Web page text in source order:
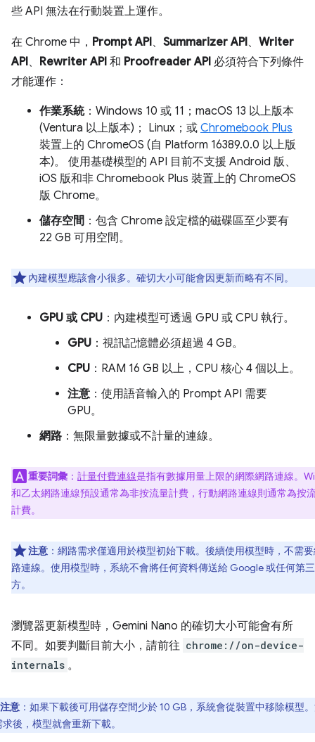
些 API 無法在行動裝置上運作。
在 Chrome 中， Prompt API、 Summarizer API、 Writer
API、 Rewriter API 和 Proofreader API 必須符合下列條件
才能運作：
作業系統：Windows 10 或 11；macOS 13 以上版本
(Ventura 以上版本)； Linux；或 Chromebook Plus
裝置上的 ChromeOS (自 Platform 16389.0.0 以上版
本)。 使用基礎模型的 API 目前不支援 Android 版、
iOS 版和非 Chromebook Plus 裝置上的 ChromeOS
版 Chrome。
儲存空間 ：包含 Chrome 設定檔的磁碟區至少要有
22 GB 可用空間。
內建模型應該會小很多。確切大小可能會因更新而略有不同。
GPU 或 CPU ：內建模型可透過 GPU 或 CPU 執行。
GPU ：視訊記憶體必須超過 4 GB。
CPU ：RAM 16 GB 以上，CPU 核心 4 個以上。
注意：使用語音輸入的 Prompt API 需要
GPU。
網路 ：無限量數據或不計量的連線。
重要詞彙 ： 計量付費連線是指有數據用量上限的網際網路連線。
和乙太網路連線預設通常為非按流量計費，行動網路連線則通常為按
計費。
注意 ：網路需求僅適用於模型初始下載。後續使用模型時，不需
路連線。使用模型時，系統不會將任何資料傳送給 Google 或任何第三
方。
瀏覽器更新模型時，Gemini Nano 的確切大小可能會有所
不同。如要判斷目前大小，請前往 chrome://on-device-
internals 。
注意 ：如果下載後可用儲存空間少於 10 GB，系統會從裝置中移除模型
後，模型就會重新下載。